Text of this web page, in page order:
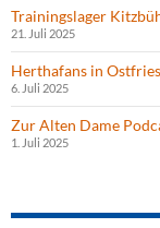
Trainingslager
21. Juli 2025
Herthafans in
6. Juli 2025
Zur Alten Dame
1. Juli 2025